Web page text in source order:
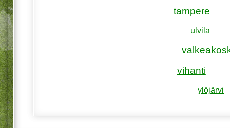
tampere
ulvila
vihanti
ylöjärvi